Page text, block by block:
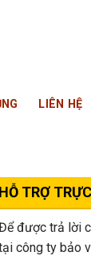
LIÊN HỆ
HỖ TRỢ
được trả lời
công ty bảo